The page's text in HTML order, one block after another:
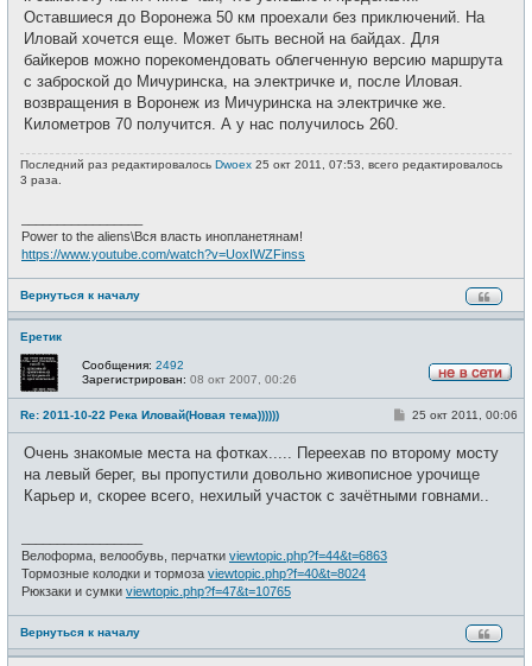
Оставшиеся до Воронежа 50 км проехали без приключений. На
Иловай хочется еще. Может быть весной на байдах. Для
байкеров можно порекомендовать облегченную версию маршрута
с заброской до Мичуринска, на электричке и, после Иловая.
возвращения в Воронеж из Мичуринска на электричке же.
Километров 70 получится. А у нас получилось 260.
Последний раз редактировалось Dwoex 25 окт 2011, 07:53, всего редактировалось
3 раза.
Power to the aliens\Вся власть инопланетянам!
https://www.youtube.com/watch?v=UoxIWZFinss
Вернуться к началу
Еретик
в
с
Сообщения: 2492
Зарегистрирован: 08 окт 2007, 00:26
Re: 2011-10-22 Река Иловай(Новая тема))))))
С
б
щ
н
25 окт 2011, 00:06
Очень знакомые места на фотках..... Переехав по второму мосту
на левый берег, вы пропустили довольно живописное урочище
Карьер и, скорее всего, нехилый участок с зачётными говнами..
Велоформа, велообувь, перчатки viewtopic.php?f=44&t=6863
Тормозные колодки и тормоза viewtopic.php?f=40&t=8024
Рюкзаки и сумки viewtopic.php?f=47&t=10765
Вернуться к началу